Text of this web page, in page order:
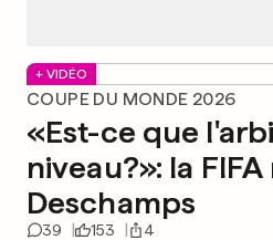
+ VIDÉO
COUPE DU MONDE 2026
«Est-ce que
niveau?»: la
Deschamps
39 153 4